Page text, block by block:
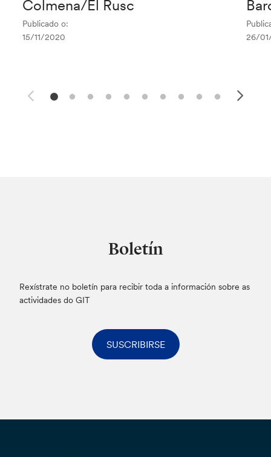
Colmena/El Rusc
Publicado o:
15/11/2020
26/
Boletín
Rexístrate no boletín para recibir toda a información sobre as
actividades do GIT
SUSCRIBIRSE